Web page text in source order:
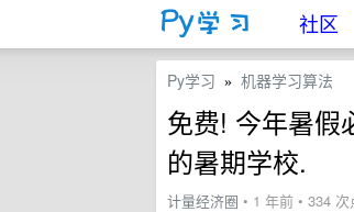
社区
Py学习 » 机器学习算法
免费! 今年暑假
的暑期学校.
计量经济圈 • 1 年前 • 334 次